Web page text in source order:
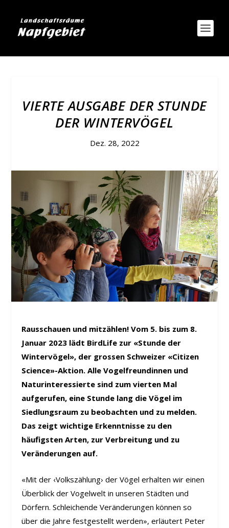
VIERTE AUSGABE DER STUNDE
DER WINTERVÖGEL
Dez. 28, 2022
Rausschauen und mitzählen! Vom 5. bis zum 8.
Januar 2023 lädt BirdLife zur «Stunde der
Wintervögel», der grossen Schweizer «Citizen
Science»-Aktion. Alle Vogelfreundinnen und
Naturinteressierte sind zum vierten Mal
aufgerufen, eine Stunde lang die Vögel im
Siedlungsraum zu beobachten und zu melden.
Das zeigt wichtige Erkenntnisse zu den
häufigsten Arten, zur Verbreitung und zu
Veränderungen auf.
«Mit der ‹Volkszählung› der Vögel erhalten wir einen
Überblick der Vogelwelt in unseren Städten und
Dörfern. Schleichende Veränderungen können so
über die Jahre festgestellt werden», erläutert Peter